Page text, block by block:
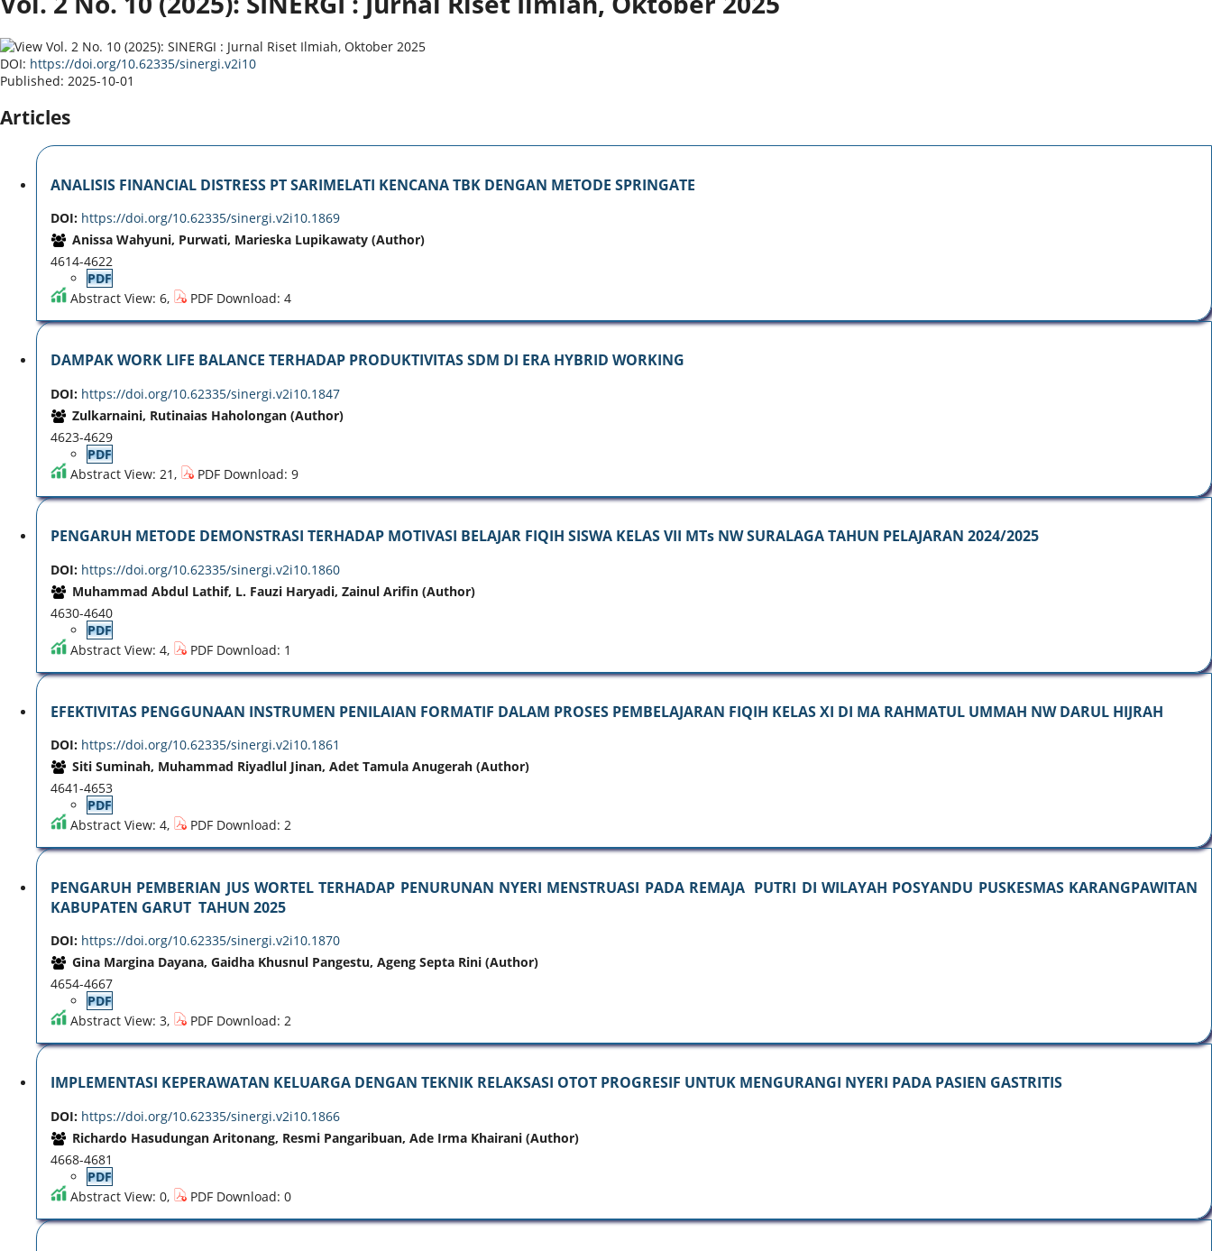
DOI: https://doi.org/10.62335/sinergi.v2i10
Published: 2025-10-01
Articles
ANALISIS FINANCIAL DISTRESS PT SARIMELATI KENCANA TBK DENGAN METODE SPRINGATE
DOI: https://doi.org/10.62335/sinergi.v2i10.1869
Anissa Wahyuni, Purwati, Marieska Lupikawaty (Author)
4614-4622
PDF
Abstract View: 6,
PDF Download: 4
DAMPAK WORK LIFE BALANCE TERHADAP PRODUKTIVITAS SDM DI ERA HYBRID WORKING
DOI: https://doi.org/10.62335/sinergi.v2i10.1847
Zulkarnaini, Rutinaias Haholongan (Author)
4623-4629
PDF
Abstract View: 21,
PDF Download: 9
PENGARUH METODE DEMONSTRASI TERHADAP MOTIVASI BELAJAR FIQIH SISWA KELAS VII MTs NW SURALAGA TAHUN PELAJARAN 2024/2025
DOI: https://doi.org/10.62335/sinergi.v2i10.1860
Muhammad Abdul Lathif, L. Fauzi Haryadi, Zainul Arifin (Author)
4630-4640
PDF
Abstract View: 4,
PDF Download: 1
EFEKTIVITAS PENGGUNAAN INSTRUMEN PENILAIAN FORMATIF DALAM PROSES PEMBELAJARAN FIQIH KELAS XI DI MA RAHMATUL UMMAH NW DARUL HIJRAH
DOI: https://doi.org/10.62335/sinergi.v2i10.1861
Siti Suminah, Muhammad Riyadlul Jinan, Adet Tamula Anugerah (Author)
4641-4653
PDF
Abstract View: 4,
PDF Download: 2
PENGARUH PEMBERIAN JUS WORTEL TERHADAP PENURUNAN NYERI MENSTRUASI PADA REMAJA PUTRI DI WILAYAH POSYANDU PUSKESMAS KARANGPAWITAN
KABUPATEN GARUT TAHUN 2025
DOI: https://doi.org/10.62335/sinergi.v2i10.1870
Gina Margina Dayana, Gaidha Khusnul Pangestu, Ageng Septa Rini (Author)
4654-4667
PDF
Abstract View: 3,
PDF Download: 2
IMPLEMENTASI KEPERAWATAN KELUARGA DENGAN TEKNIK RELAKSASI OTOT PROGRESIF UNTUK MENGURANGI NYERI PADA PASIEN GASTRITIS
DOI: https://doi.org/10.62335/sinergi.v2i10.1866
Richardo Hasudungan Aritonang, Resmi Pangaribuan, Ade Irma Khairani (Author)
4668-4681
PDF
Abstract View: 0,
PDF Download: 0